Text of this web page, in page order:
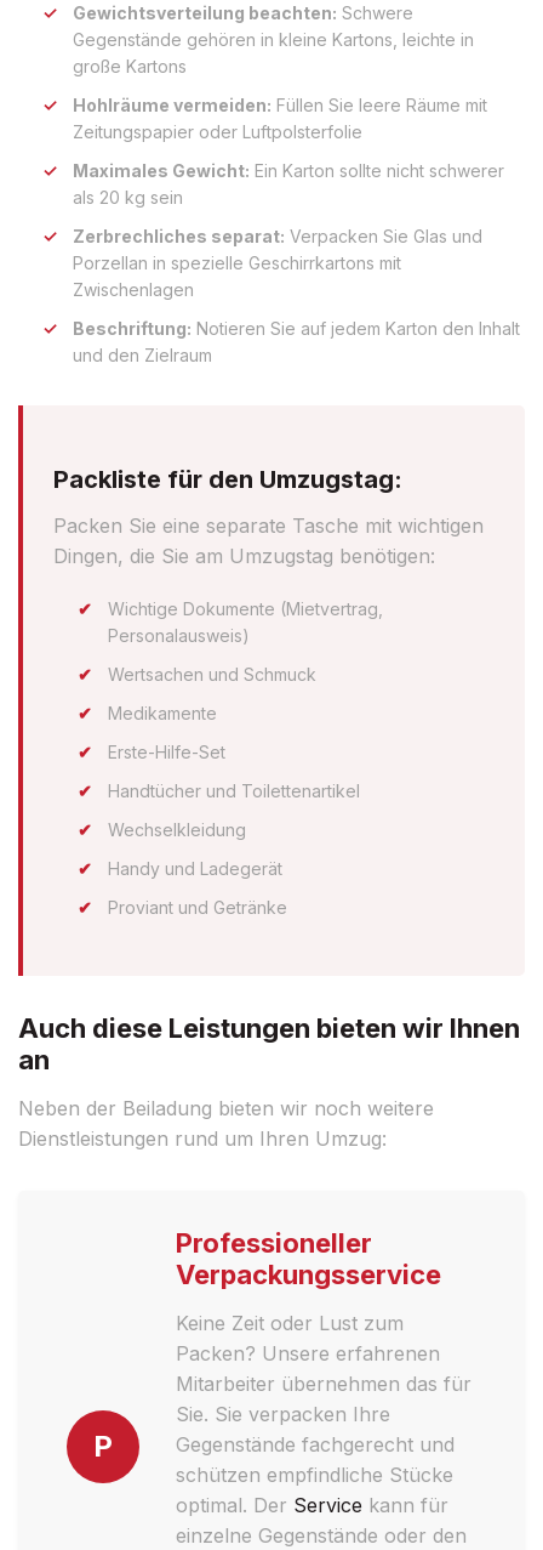
Gewichtsverteilung beachten: Schwere
Gegenstände gehören in kleine Kartons, leichte in
große Kartons
Hohlräume vermeiden: Füllen Sie leere Räume mit
Zeitungspapier oder Luftpolsterfolie
Maximales Gewicht: Ein Karton sollte nicht schwerer
als 20 kg sein
Zerbrechliches separat: Verpacken Sie Glas und
Porzellan in spezielle Geschirrkartons mit
Zwischenlagen
Beschriftung: Notieren Sie auf jedem Karton den Inhalt
und den Zielraum
Packliste für den Umzugstag:
Packen Sie eine separate Tasche mit wichtigen
Dingen, die Sie am Umzugstag benötigen:
Wichtige Dokumente (Mietvertrag,
Personalausweis)
Wertsachen und Schmuck
Medikamente
Erste-Hilfe-Set
Handtücher und Toilettenartikel
Wechselkleidung
Handy und Ladegerät
Proviant und Getränke
Auch diese Leistungen bieten wir Ihnen
an
Neben der Beiladung bieten wir noch weitere
Dienstleistungen rund um Ihren Umzug:
P
Professioneller
Verpackungsservice
Keine Zeit oder Lust zum
Packen? Unsere erfahrenen
Mitarbeiter übernehmen das für
Sie. Sie verpacken Ihre
Gegenstände fachgerecht und
schützen empfindliche Stücke
optimal. Der Service kann für
einzelne Gegenstände oder den